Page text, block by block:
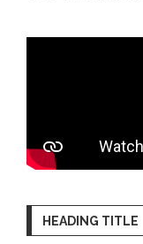
HEADING TITLE